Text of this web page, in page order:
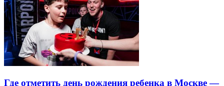
Где отметить день рождения ребенка в Москве —